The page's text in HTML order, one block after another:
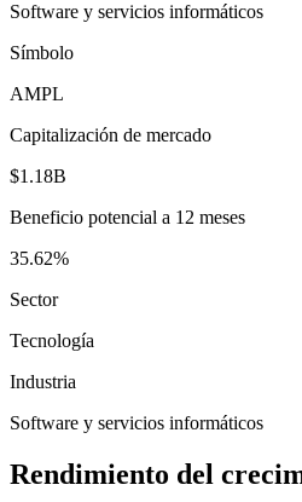
Software y servicios informáticos
Símbolo
AMPL
Capitalización de mercado
$1.18B
Beneficio potencial a 12 meses
35.62%
Sector
Tecnología
Industria
Software y servicios informáticos
Rendimiento del